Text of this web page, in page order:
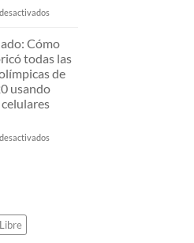
que
de
espaldas
y
revolucionó
el
en
más
apasionantes
del
fútbol
chileno
Cómo
todas las
de
usando
en